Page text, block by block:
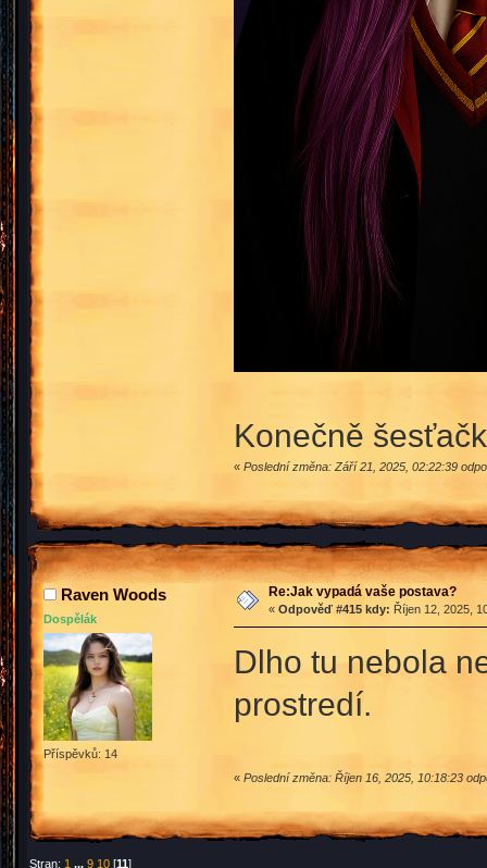
Konečně
« Poslední změna: Září 21, 2025, 02:22:39
Raven Woods
Dospělák
Příspěvků: 14
Re:Jak vypadá vaše postava?
« Odpověď #415 kdy: Říjen 12, 2025,
Dlho tu nebola
prostredí.
« Poslední změna: Říjen 16, 2025, 10:18:23
Stran: 1 ...9 10 [11]